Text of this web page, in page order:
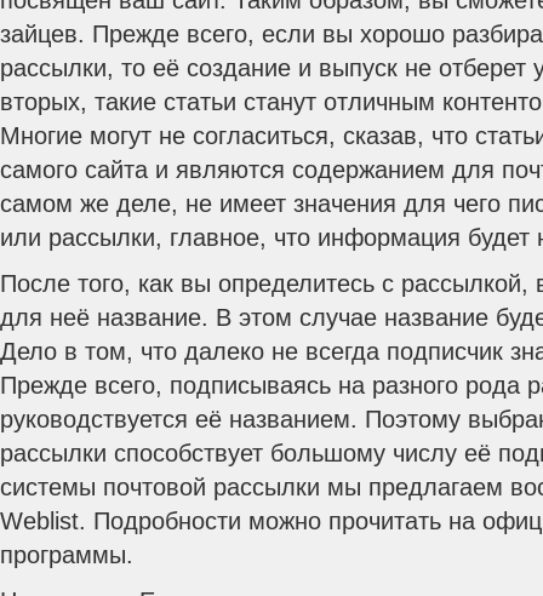
зайцев. Прежде всего, если вы хорошо
рассылки, то её создание и выпуск не отберет
вторых, такие статьи станут отличным
Многие могут не согласиться, сказав, что
самого сайта и являются содержанием для
самом же деле, не имеет значения для чего
или рассылки, главное, что информация будет
После того, как вы определитесь с рассылкой,
для неё название. В этом случае название
Дело в том, что далеко не всегда подписчик
Прежде всего, подписываясь на разного рода
руководствуется её названием. Поэтому
рассылки способствует большому числу её
системы почтовой рассылки мы предлагаем
Weblist. Подробности можно прочитать на
программы.